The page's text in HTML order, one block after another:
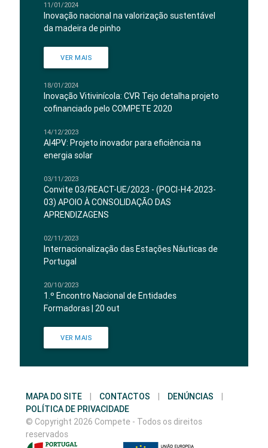
11/01/2024
Inovação nacional na valorização sustentável
da madeira de pinho
VER MAIS
18/01/2024
Inovação Vitivinícola: CVR Tejo detalha projeto
cofinanciado pelo COMPETE 2020
14/12/2023
AI4PV: Projeto inovador para eficiência na
energia solar
03/11/2023
Convite 03/REACT-UE/2023 - (POCI-H4-2023-
03) APOIO À CONSOLIDAÇÃO DAS
APRENDIZAGENS
02/11/2023
Internacionalização das Estações Náuticas de
Portugal
20/10/2023
1.º Encontro Nacional de Entidades
Formadoras | 20 out
VER MAIS
MAPA DO SITE CONTACTOS DENÚNCIAS
POLÍTICA DE PRIVACIDADE
© Copyright 2026 Compete - Todos os direitos
reservados